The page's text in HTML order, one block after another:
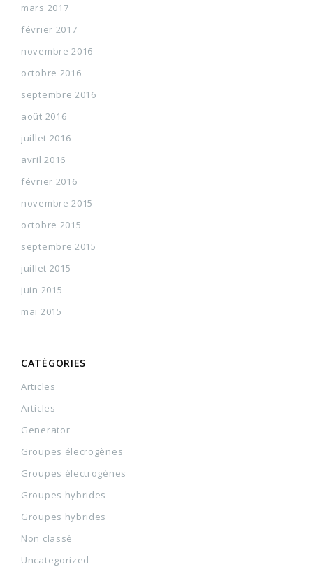
mars 2017
février 2017
novembre 2016
octobre 2016
septembre 2016
août 2016
juillet 2016
avril 2016
février 2016
novembre 2015
octobre 2015
septembre 2015
juillet 2015
juin 2015
mai 2015
CATÉGORIES
Articles
Articles
Generator
Groupes élecrogènes
Groupes électrogènes
Groupes hybrides
Groupes hybrides
Non classé
Uncategorized